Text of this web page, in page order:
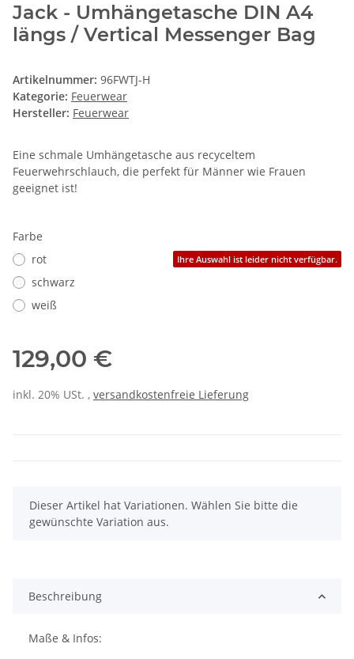
Jack - Umhängetasche DIN A4
längs / Vertical Messenger Bag
Artikelnummer: 96FWTJ-H
Kategorie: Feuerwear
Hersteller: Feuerwear
Eine schmale Umhängetasche aus recyceltem
Feuerwehrschlauch, die perfekt für Männer wie Frauen
geeignet ist!
Farbe
rot
Ihre Auswahl ist leider nicht verfügbar.
schwarz
weiß
129,00 €
inkl. 20% USt. , versandkostenfreie Lieferung
x
Dieser Artikel hat Variationen. Wählen Sie bitte die
gewünschte Variation aus.
Beschreibung
Maße & Infos: